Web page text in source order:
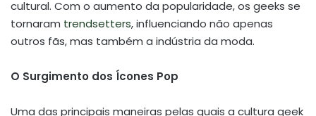
cultural. Com o aumento da popularidade, os geeks se
tornaram trendsetters, influenciando não apenas
outros fãs, mas também a indústria da moda.
O Surgimento dos Ícones Pop
Uma das principais maneiras pelas quais a cultura geek